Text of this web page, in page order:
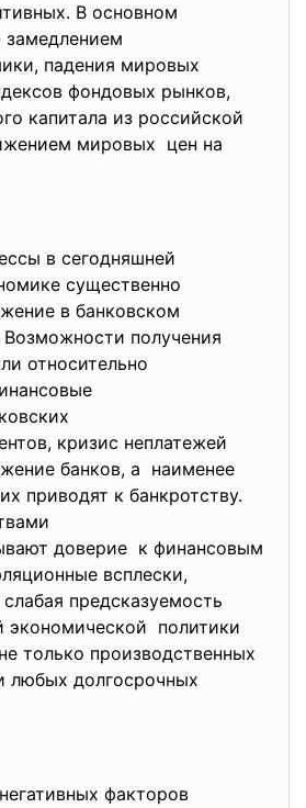
В основном
замедлением
падения мировых
фондовых рынков,
капитала из российской
мировых цен на
в сегодняшней
существенно
в банковском
получения
относительно
кризис неплатежей
банков, а наименее
приводят к банкротству.
доверие к финансовым
всплески,
предсказуемость
экономической политики
только производственных
любых долгосрочных
факторов